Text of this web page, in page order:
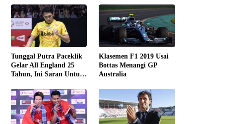
Tunggal Putra Paceklik
Gelar All England 25
Tahun, Ini Saran Untuk
Klasemen F1 2019 Usai
Bottas Menangi GP
Australia